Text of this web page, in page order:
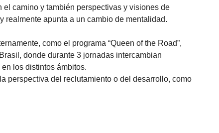
camino y también perspectivas y visiones de
apunta a un cambio de mentalidad.
como el programa “Queen of the Road”,
donde durante 3 jornadas intercambian
los distintos ámbitos.
perspectiva del reclutamiento o del desarrollo, como